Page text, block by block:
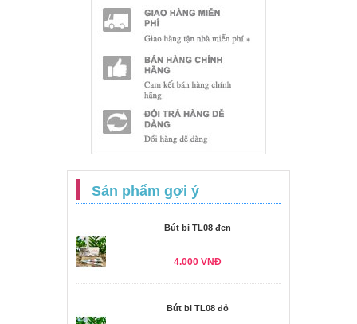
Sản phẩm gợi ý
Bút bi TL08 đen
4.000 VNĐ
Bút bi TL08 đỏ